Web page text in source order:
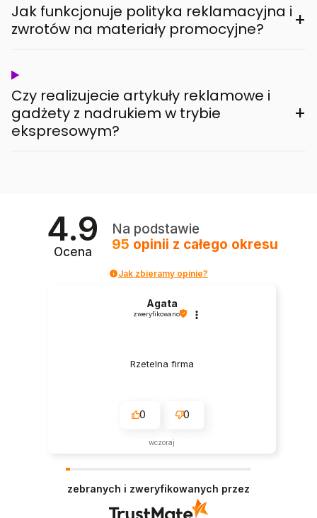
Jak funkcjonuje polityka reklamacyjna i
zwrotów na materiały promocyjne?
+
Czy realizujecie artykuły reklamowe i
gadżety z nadrukiem w trybie
ekspresowym?
+
4.9
Ocena
Na podstawie
95 opinii z całego okresu
Jak zbieramy opinie?
Agata
zweryfikowano
Rzetelna firma
0 0
wczoraj
zebranych i zweryfikowanych przez